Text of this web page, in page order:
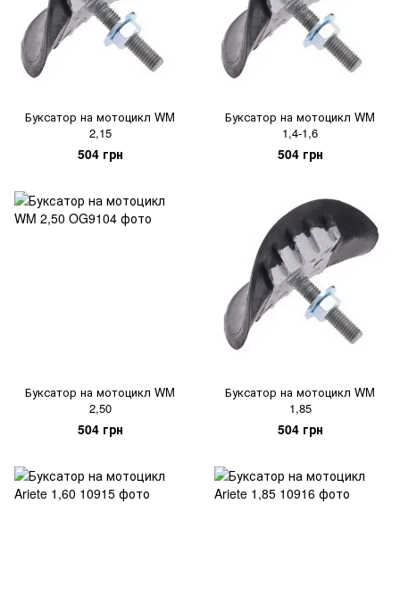
Буксатор на мотоцикл WM
2,15
504 грн
Буксатор на мотоцикл WM
1,4-1,6
504 грн
Буксатор на мотоцикл WM
2,50
504 грн
Буксатор на мотоцикл WM
1,85
504 грн